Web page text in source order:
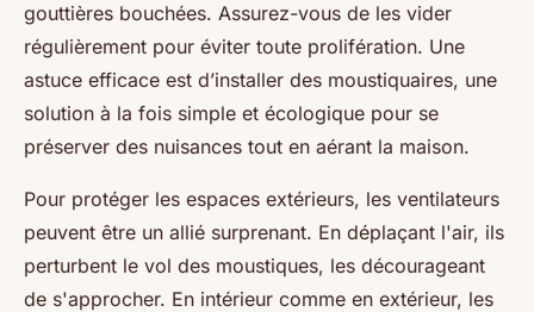
gouttières bouchées. Assurez-vous de les vider
régulièrement pour éviter toute prolifération. Une
astuce efficace est d’installer des moustiquaires, une
solution à la fois simple et écologique pour se
préserver des nuisances tout en aérant la maison.
Pour protéger les espaces extérieurs, les ventilateurs
peuvent être un allié surprenant. En déplaçant l'air, ils
perturbent le vol des moustiques, les décourageant
de s'approcher. En intérieur comme en extérieur, les